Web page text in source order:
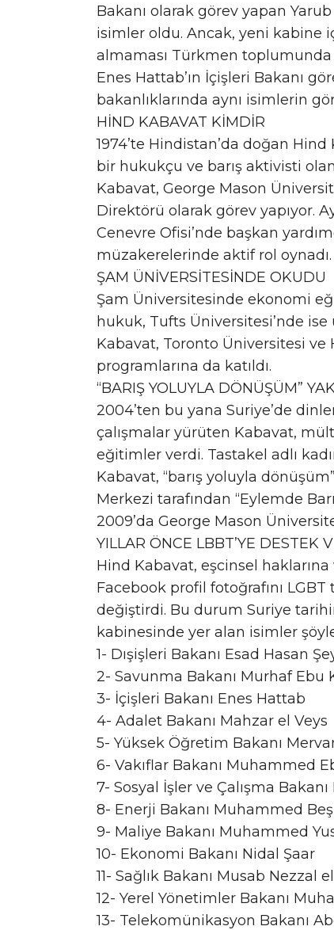
Bakanı olarak görev yapan
isimler oldu. Ancak, yeni kabine
almaması Türkmen toplumunda
Enes Hattab’ın İçişleri Bakanı
bakanlıklarında aynı isimlerin
HİND KABAVAT KİMDİR
1974’te Hindistan’da doğan Hind
bir hukukçu ve barış aktivisti
Kabavat, George Mason
Direktörü olarak görev yapıyor.
Cenevre Ofisi’nde başkan
müzakerelerinde aktif rol oynadı.
ŞAM ÜNİVERSİTESİNDE OKUDU
Şam Üniversitesinde ekonomi
hukuk, Tufts Üniversitesi’nde ise
Kabavat, Toronto Üniversitesi
programlarına da katıldı.
“BARIŞ YOLUYLA DÖNÜŞÜM”
2004’ten bu yana Suriye’de
çalışmalar yürüten Kabavat,
eğitimler verdi. Tastakel adlı
Kabavat, “barış yoluyla
Merkezi tarafından “Eylemde
2009’da George Mason
YILLAR ÖNCE LBBT’YE DESTEK
Hind Kabavat, eşcinsel
Facebook profil fotoğrafını
değiştirdi. Bu durum Suriye
kabinesinde yer alan isimler şöyle
1- Dışişleri Bakanı Esad Hasan
2- Savunma Bakanı Murhaf Ebu
3- İçişleri Bakanı Enes Hattab
4- Adalet Bakanı Mahzar el Veys
5- Yüksek Öğretim Bakanı
6- Vakıflar Bakanı Muhammed
7- Sosyal İşler ve Çalışma
8- Enerji Bakanı Muhammed
9- Maliye Bakanı Muhammed
10- Ekonomi Bakanı Nidal Şaar
11- Sağlık Bakanı Musab Nezzal
12- Yerel Yönetimler Bakanı
13- Telekomünikasyon Bakanı